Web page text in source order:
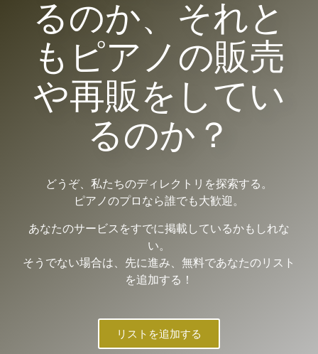
るのか、それと
もピアノの販売
や再販をしてい
るのか？
どうぞ、私たちのディレクトリを探索する。
ピアノのプロなら誰でも大歓迎。
あなたのサービスをすでに掲載しているかもしれな
い。
そうでない場合は、先に進み、無料であなたのリスト
を追加する！
リストを追加する